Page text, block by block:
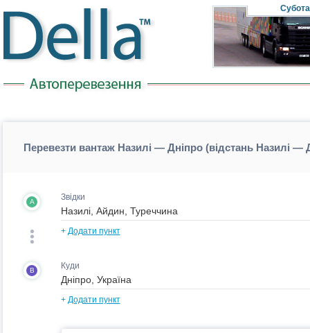
Субота
Перевезти вантаж Назилі — Дніпро (відстань Назилі —
A Звідки
+ Додати пункт
B Куди
+ Додати пункт